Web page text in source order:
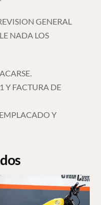
GENERAL
NADA LOS
Y FACTURA DE
Y